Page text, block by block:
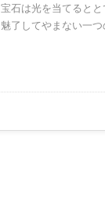
宝石は光を当てると
魅了してやまない一